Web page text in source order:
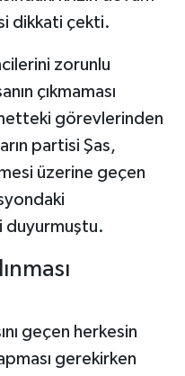
dikkati çekti.
zorunlu
çıkmaması
görevlerinden
partisi Şas,
üzerine geçen
geçen herkesin
gerekirken